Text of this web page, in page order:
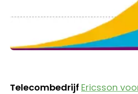
Telecombedrijf Ericsson